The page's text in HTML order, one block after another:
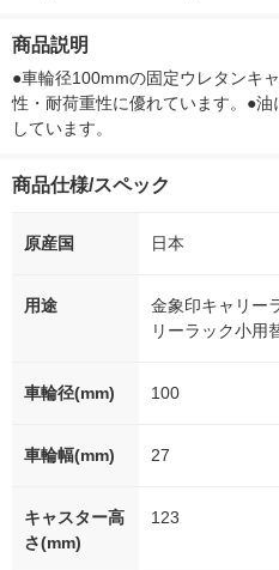
商品説明
●車輪径100mmの固定ウレタンキ
性・耐荷重性に優れています。●
しています。
商品仕様/スペック
原産国 日本
用途
金象印キャリー
リーラック小用
車輪径(mm) 100
車輪幅(mm) 27
キャスター高
さ(mm)
123